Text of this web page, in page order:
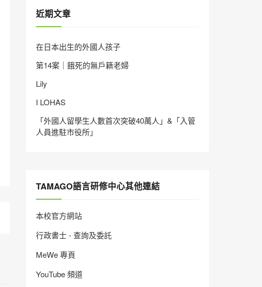
近期文章
在日本出生的外國人孩子
第14案｜餓死的無戶籍老婦
Lily
I LOHAS
「外國人留學生人數首次突破40萬人」&「入管
人員進駐市役所」
TAMAGO語言研修中心其他連結
本校官方網站
行政書士 - 查詢及委託
MeWe 專頁
YouTube 頻道